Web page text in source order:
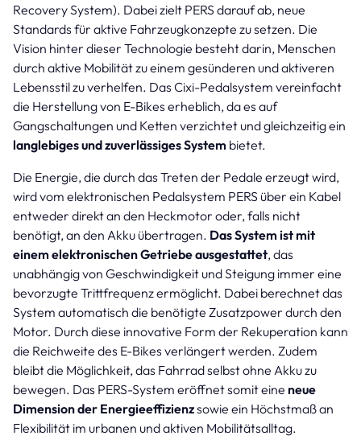
Recovery System). Dabei zielt PERS darauf ab, neue
Standards für aktive Fahrzeugkonzepte zu setzen. Die
Vision hinter dieser Technologie besteht darin, Menschen
durch aktive Mobilität zu einem gesünderen und aktiveren
Lebensstil zu verhelfen. Das Cixi-Pedalsystem vereinfacht
die Herstellung von E-Bikes erheblich, da es auf
Gangschaltungen und Ketten verzichtet und gleichzeitig ein
langlebiges und zuverlässiges System bietet.
Die Energie, die durch das Treten der Pedale erzeugt wird,
wird vom elektronischen Pedalsystem PERS über ein Kabel
entweder direkt an den Heckmotor oder, falls nicht
benötigt, an den Akku übertragen. Das System ist mit
einem elektronischen Getriebe ausgestattet, das
unabhängig von Geschwindigkeit und Steigung immer eine
bevorzugte Trittfrequenz ermöglicht. Dabei berechnet das
System automatisch die benötigte Zusatzpower durch den
Motor. Durch diese innovative Form der Rekuperation kann
die Reichweite des E-Bikes verlängert werden. Zudem
bleibt die Möglichkeit, das Fahrrad selbst ohne Akku zu
bewegen. Das PERS-System eröffnet somit eine neue
Dimension der Energieeffizienzsowie ein Höchstmaß an
Flexibilität im urbanen und aktiven Mobilitätsalltag.